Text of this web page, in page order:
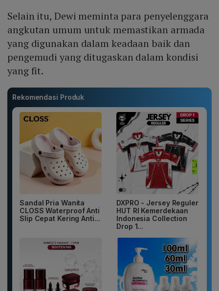
Selain itu, Dewi meminta para penyelenggara
angkutan umum untuk memastikan armada
yang digunakan dalam keadaan baik dan
pengemudi yang ditugaskan dalam kondisi
yang fit.
Rekomendasi Produk
Sandal Pria Wanita
CLOSS Waterproof Anti
Slip Cepat Kering Anti...
DXPRO - Jersey Reguler
HUT RI Kemerdekaan
Indonesia Collection
Drop 1...